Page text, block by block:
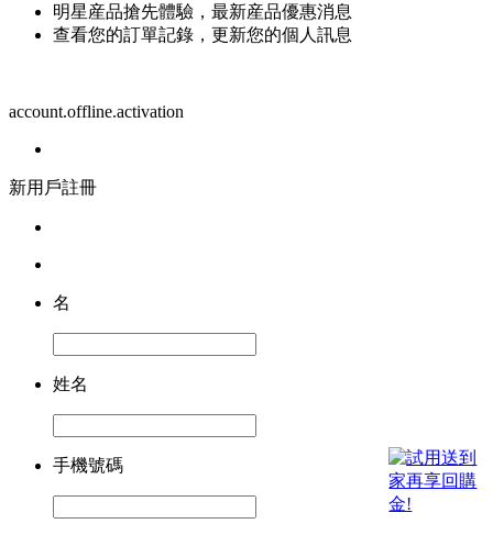
明星産品搶先體驗，最新産品優惠消息
查看您的訂單記錄，更新您的個人訊息
account.offline.activation
新用戶註冊
名
姓名
手機號碼